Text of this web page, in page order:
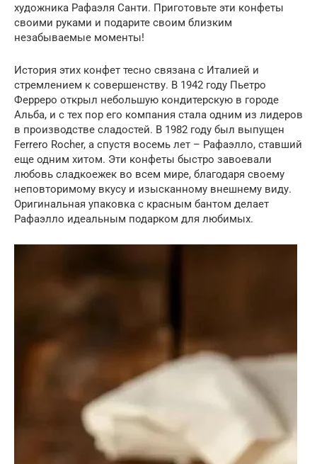
художника Рафаэля Санти. Приготовьте эти конфеты
своими руками и подарите своим близким
незабываемые моменты!
История этих конфет тесно связана с Италией и
стремлением к совершенству. В 1942 году Пьетро
Ферреро открыл небольшую кондитерскую в городе
Альба, и с тех пор его компания стала одним из лидеров
в производстве сладостей. В 1982 году был выпущен
Ferrero Rocher, а спустя восемь лет – Рафаэлло, ставший
еще одним хитом. Эти конфеты быстро завоевали
любовь сладкоежек во всем мире, благодаря своему
неповторимому вкусу и изысканному внешнему виду.
Оригинальная упаковка с красным бантом делает
Рафаэлло идеальным подарком для любимых.